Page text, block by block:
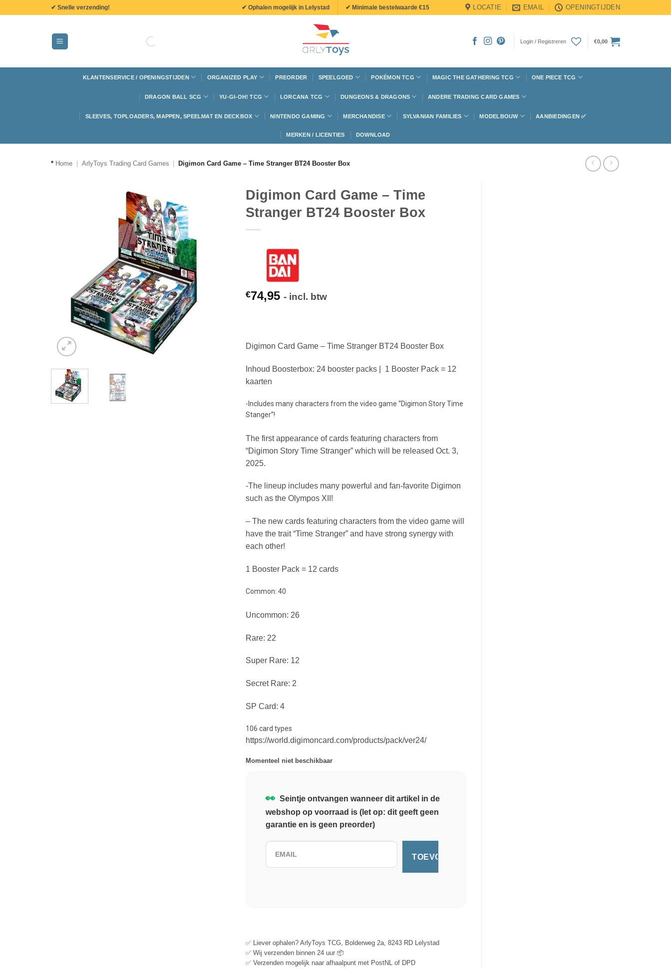
✔ Snelle verzending! ✔ Ophalen mogelijk in Lelystad ✔ Minimale bestelwaarde €15 LOCATIE EMAIL OPENINGTIJDEN
Login / Registreren €0,00
KLANTENSERVICE / OPENINGSTIJDEN ORGANIZED PLAY PREORDER SPEELGOED POKÉMON TCG MAGIC THE GATHERING TCG ONE PIECE TCG
DRAGON BALL SCG YU-GI-OH! TCG LORCANA TCG DUNGEONS & DRAGONS ANDERE TRADING CARD GAMES
SLEEVES, TOPLOADERS, MAPPEN, SPEELMAT EN DECKBOX NINTENDO GAMING MERCHANDISE SYLVANIAN FAMILIES MODELBOUW AANBIEDINGEN ✅
MERKEN / LICENTIES DOWNLOAD
* Home ArlyToys Trading Card Games Digimon Card Game – Time Stranger BT24 Booster Box
Digimon Card Game – Time
Stranger BT24 Booster Box
€74,95 - incl. btw
Digimon Card Game – Time Stranger BT24 Booster Box
Inhoud Boosterbox: 24 booster packs | 1 Booster Pack = 12
kaarten
-Includes many characters from the video game “Digimon Story Time
Stanger”!
The first appearance of cards featuring characters from
“Digimon Story Time Stranger” which will be released Oct. 3,
2025.
-The lineup includes many powerful and fan-favorite Digimon
such as the Olympos XII!
– The new cards featuring characters from the video game will
have the trait “Time Stranger” and have strong synergy with
each other!
1 Booster Pack = 12 cards
Common: 40
Uncommon: 26
Rare: 22
Super Rare: 12
Secret Rare: 2
SP Card: 4
106 card types
https://world.digimoncard.com/products/pack/ver24/
Momenteel niet beschikbaar
👀 Seintje ontvangen wanneer dit artikel in de
webshop op voorraad is (let op: dit geeft geen
garantie en is geen preorder)
✅ Liever ophalen? ArlyToys TCG, Bolderweg 2a, 8243 RD Lelystad
✅ Wij verzenden binnen 24 uur 📦
✅ Verzenden mogelijk naar afhaalpunt met PostNL of DPD